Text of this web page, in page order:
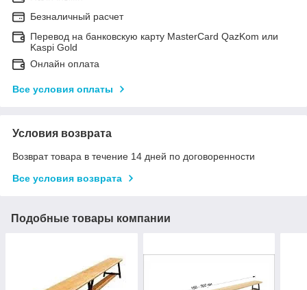
Безналичный расчет
Перевод на банковскую карту MasterCard QazKom или
Kaspi Gold
Онлайн оплата
Все условия оплаты
Условия возврата
Возврат товара в течение 14 дней по договоренности
Все условия возврата
Подобные товары компании